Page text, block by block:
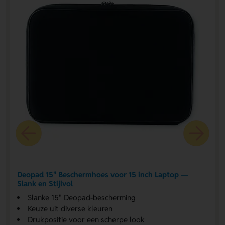
Deopad 15" Beschermhoes voor 15 inch Laptop —
Slank en Stijlvol
Slanke 15" Deopad-bescherming
Keuze uit diverse kleuren
Drukpositie voor een scherpe look